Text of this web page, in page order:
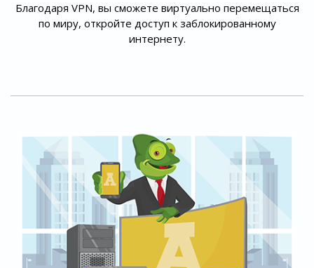
Благодаря VPN, вы сможете виртуально перемещаться
по миру, откройте доступ к заблокированному
интернету.